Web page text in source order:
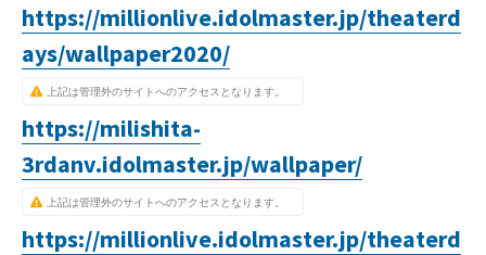
https://millionlive.idolmaster.jp/theaterd
ays/wallpaper2020/
上記は管理外のサイトへのアクセスとなります。
https://milishita-
3rdanv.idolmaster.jp/wallpaper/
上記は管理外のサイトへのアクセスとなります。
https://millionlive.idolmaster.jp/theaterd